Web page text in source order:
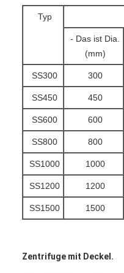
Typ
- Das ist Dia.
(mm)
SS300 300
SS450 450
SS600 600
SS800 800
SS1000 1000
SS1200 1200
SS1500 1500
Zentrifuge mit Deckel.